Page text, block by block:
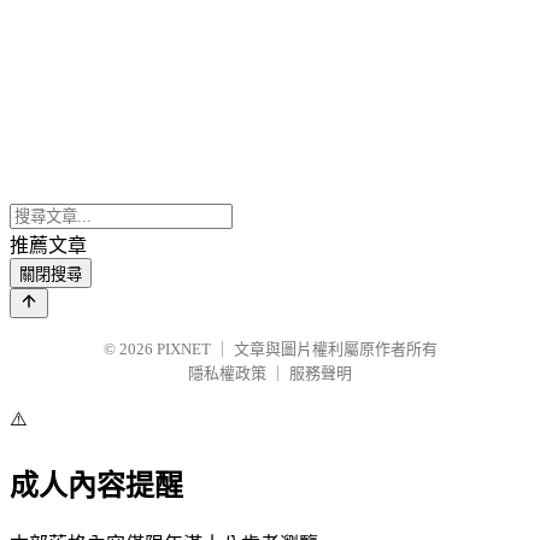
推薦文章
關閉搜尋
© 2026 PIXNET
文章與圖片權利屬原作者所有
隱私權政策
服務聲明
⚠️
成人內容提醒